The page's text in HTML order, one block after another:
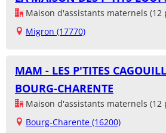
Maison d'assistants maternels (12
Migron (17770)
MAM - LES P'TITES
BOURG-CHARENTE
Maison d'assistants maternels (12
Bourg-Charente (16200)